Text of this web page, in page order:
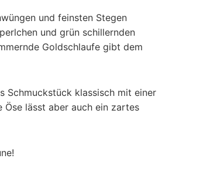
und feinsten Stegen
und grün schillernden
Goldschlaufe gibt dem
Schmuckstück klassisch mit einer
lässt aber auch ein zartes